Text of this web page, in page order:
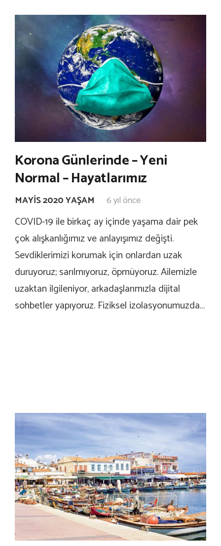
Korona Günlerinde – Yeni
Normal – Hayatlarımız
MAYIS 2020 YAŞAM 6 yıl önce
COVID-19 ile birkaç ay içinde yaşama dair pek
çok alışkanlığımız ve anlayışımız değişti.
Sevdiklerimizi korumak için onlardan uzak
duruyoruz; sarılmıyoruz, öpmüyoruz. Ailemizle
uzaktan ilgileniyor, arkadaşlarımızla dijital
sohbetler yapıyoruz. Fiziksel izolasyonumuzda…